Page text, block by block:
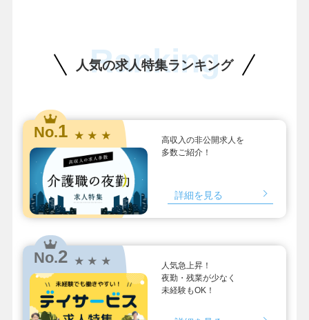
人気の求人特集ランキング
Ranking
No.1 ★ ★ ★
高収入の非公開求人を
多数ご紹介！
詳細を見る
No.2 ★ ★ ★
人気急上昇！
夜勤・残業が少なく
未経験もOK！